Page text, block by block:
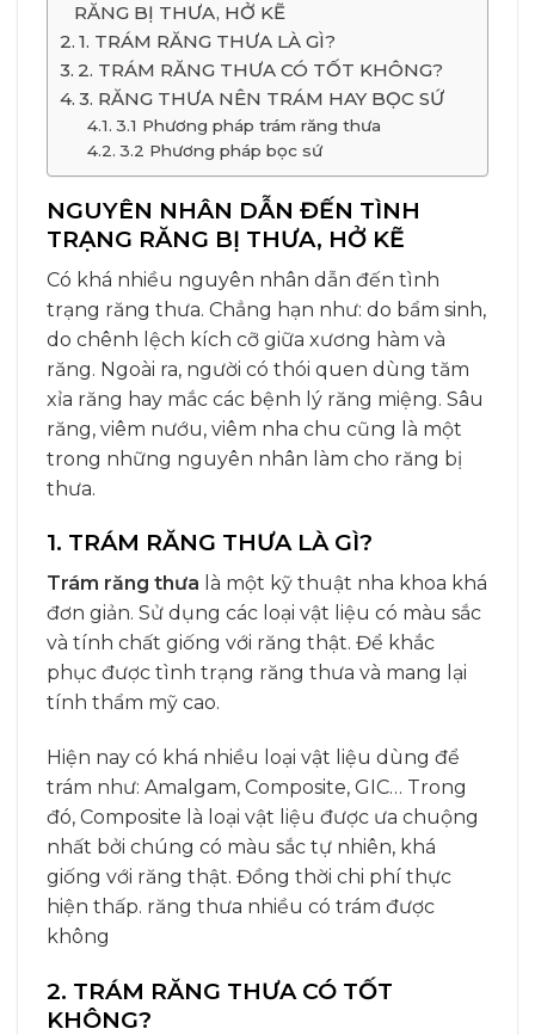
RĂNG BỊ THƯA, HỞ KẼ
1. TRÁM RĂNG THƯA LÀ GÌ?
2. TRÁM RĂNG THƯA CÓ TỐT KHÔNG?
3. RĂNG THƯA NÊN TRÁM HAY BỌC SỨ
3.1 Phương pháp trám răng thưa
3.2 Phương pháp bọc sứ
NGUYÊN NHÂN DẪN ĐẾN TÌNH
TRẠNG RĂNG BỊ THƯA, HỞ KẼ
Có khá nhiều nguyên nhân dẫn đến tình
trạng răng thưa. Chẳng hạn như: do bẩm sinh,
do chênh lệch kích cỡ giữa xương hàm và
răng. Ngoài ra, người có thói quen dùng tăm
xỉa răng hay mắc các bệnh lý răng miệng. Sâu
răng, viêm nướu, viêm nha chu cũng là một
trong những nguyên nhân làm cho răng bị
thưa.
1. TRÁM RĂNG THƯA LÀ GÌ?
Trám răng thưa là một kỹ thuật nha khoa khá
đơn giản. Sử dụng các loại vật liệu có màu sắc
và tính chất giống với răng thật. Để khắc
phục được tình trạng răng thưa và mang lại
tính thẩm mỹ cao.
Hiện nay có khá nhiều loại vật liệu dùng để
trám như: Amalgam, Composite, GIC… Trong
đó, Composite là loại vật liệu được ưa chuộng
nhất bởi chúng có màu sắc tự nhiên, khá
giống với răng thật. Đồng thời chi phí thực
hiện thấp. răng thưa nhiều có trám được
không
2. TRÁM RĂNG THƯA CÓ TỐT
KHÔNG?